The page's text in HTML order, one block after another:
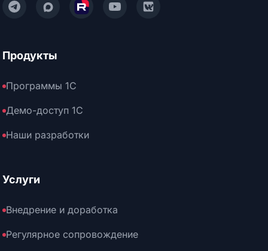
Написать нам в Telegram
Написать нам в Max
Смотреть нас на Rutube
Смотреть нас на YouTube
Читать нас на VK
Продукты
Программы 1С
Демо-доступ 1С
Наши разработки
Услуги
Внедрение и доработка
Регулярное сопровождение